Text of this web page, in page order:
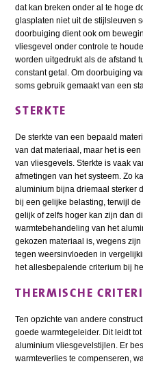
dat kan breken onder al te hoge
glasplaten niet uit de stijlsleuven
doorbuiging dient ook om
vliesgevel onder controle te
worden uitgedrukt als de afstand
constant getal. Om doorbuiging
soms gebruik gemaakt van een
STERKTE
De sterkte van een bepaald
van dat materiaal, maar het is
van vliesgevels. Sterkte is vaak
afmetingen van het systeem. Zo
aluminium bijna driemaal sterker
bij een gelijke belasting, terwijl
gelijk of zelfs hoger kan zijn dan
warmtebehandeling van het
gekozen materiaal is, wegens
tegen weersinvloeden in
het allesbepalende criterium bij
THERMISCHE
Ten opzichte van andere
goede warmtegeleider. Dit leidt
aluminium vliesgevelstijlen. Er
warmteverlies te compenseren,